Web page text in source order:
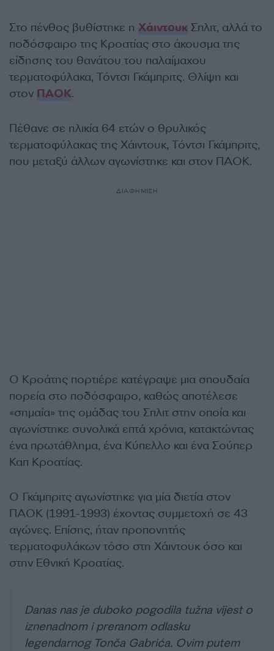
Στο πένθος βυθίστηκε η Χάιντουκ Σπλιτ, αλλά το
ποδόσφαιρο της Κροατίας στο άκουσμα της
είδησης του θανάτου του παλαίμαχου
τερματοφύλακα, Τόντσι Γκάμπριτς. Θλίψη και
στον ΠΑΟΚ.
Πέθανε σε ηλικία 64 ετών ο θρυλικός
τερματοφύλακας της Χάιντουκ, Τόντσι Γκάμπριτς,
που μεταξύ άλλων αγωνίστηκε και στον ΠΑΟΚ.
ΔΙΑΦΗΜΙΣΗ
Ο Κροάτης πορτιέρε κατέγραψε μια σπουδαία
πορεία στο ποδόσφαιρο, καθώς αποτέλεσε
«σημαία» της ομάδας του Σπλιτ στην οποία και
αγωνίστηκε συνολικά επτά χρόνια, κατακτώντας
ένα πρωτάθλημα, ένα Κύπελλο και ένα Σούπερ
Καπ Κροατίας.
Ο Γκάμπριτς αγωνίστηκε για μία διετία στον
ΠΑΟΚ (1991-1993) έχοντας συμμετοχή σε 43
αγώνες. Επίσης, ήταν προπονητής
τερματοφυλάκων τόσο στη Χάιντουκ όσο και
στην Εθνική Κροατίας.
Danas nas je duboko pogodila tužna vijest o
iznenadnom i preranom odlasku
legendarnog Tonča Gabrića. Ovim putem